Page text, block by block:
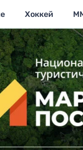
Хоккей